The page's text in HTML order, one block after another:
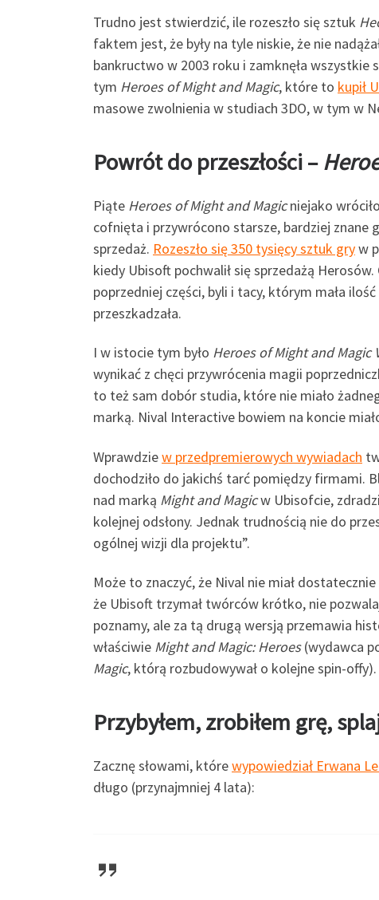
Trudno jest stwierdzić, ile rozeszło się sztuk
faktem jest, że były na tyle niskie, że nie
bankructwo w 2003 roku i zamknęła wszystkie
tym Heroes of Might and Magic, które to kupił
masowe zwolnienia w studiach 3DO, w tym w
Powrót do przeszłości –
Piąte Heroes of Might and Magicniejako
cofnięta i przywrócono starsze, bardziej znane
sprzedaż. Rozeszło się 350 tysięcy sztuk gryw
kiedy Ubisoft pochwalił się sprzedażą
poprzedniej części, byli i tacy, którym mała
przeszkadzała.
I w istocie tym było Heroes of Might and Magic
wynikać z chęci przywrócenia magii
to też sam dobór studia, które nie miało
marką. Nival Interactive bowiem na koncie
Wprawdziew przedpremierowych wywiadach
dochodziło do jakichś tarć pomiędzy firmami.
nad marką Might and Magicw Ubisofcie,
kolejnej odsłony. Jednak trudnością nie do
ogólnej wizji dla projektu”.
Może to znaczyć, że Nival nie miał
że Ubisoft trzymał twórców krótko, nie
poznamy, ale za tą drugą wersją przemawia
właściwie Might and Magic: Heroes(wydawca
Magic, którą rozbudowywał o kolejne spin-offy).
Przybyłem, zrobiłem grę,
Zacznę słowami, którewypowiedział Erwana
długo (przynajmniej 4 lata):